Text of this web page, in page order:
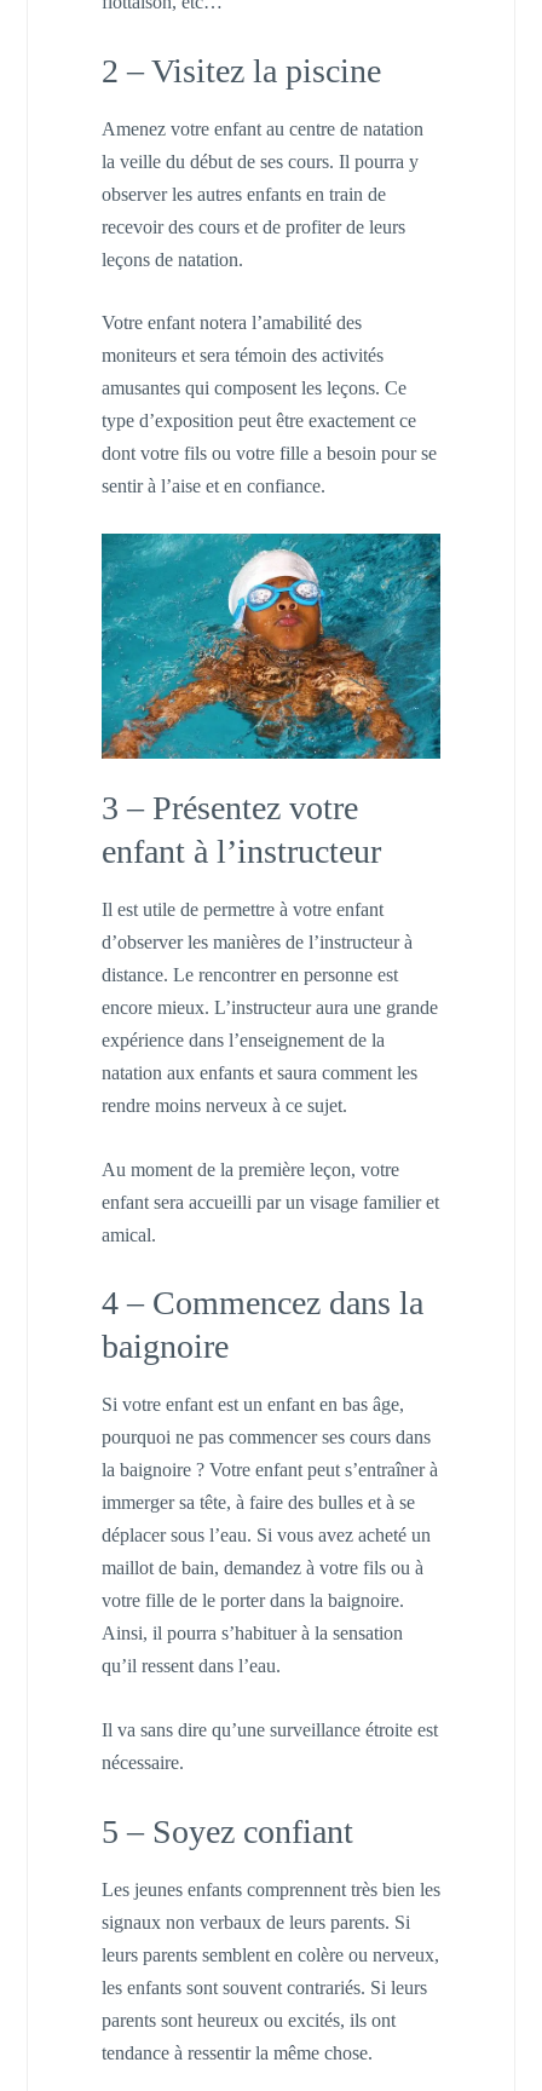
2 – Visitez la piscine
Amenez votre enfant au centre de natation
la veille du début de ses cours. Il pourra y
observer les autres enfants en train de
recevoir des cours et de profiter de leurs
leçons de natation.
Votre enfant notera l’amabilité des
moniteurs et sera témoin des activités
amusantes qui composent les leçons. Ce
type d’exposition peut être exactement ce
dont votre fils ou votre fille a besoin pour se
sentir à l’aise et en confiance.
3 – Présentez votre
enfant à l’instructeur
Il est utile de permettre à votre enfant
d’observer les manières de l’instructeur à
distance. Le rencontrer en personne est
encore mieux. L’instructeur aura une grande
expérience dans l’enseignement de la
natation aux enfants et saura comment les
rendre moins nerveux à ce sujet.
Au moment de la première leçon, votre
enfant sera accueilli par un visage familier et
amical.
4 – Commencez dans la
baignoire
Si votre enfant est un enfant en bas âge,
pourquoi ne pas commencer ses cours dans
la baignoire ? Votre enfant peut s’entraîner à
immerger sa tête, à faire des bulles et à se
déplacer sous l’eau. Si vous avez acheté un
maillot de bain, demandez à votre fils ou à
votre fille de le porter dans la baignoire.
Ainsi, il pourra s’habituer à la sensation
qu’il ressent dans l’eau.
Il va sans dire qu’une surveillance étroite est
nécessaire.
5 – Soyez confiant
Les jeunes enfants comprennent très bien les
signaux non verbaux de leurs parents. Si
leurs parents semblent en colère ou nerveux,
les enfants sont souvent contrariés. Si leurs
parents sont heureux ou excités, ils ont
tendance à ressentir la même chose.